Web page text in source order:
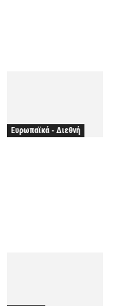
Ευρωπαϊκά - Διεθνή